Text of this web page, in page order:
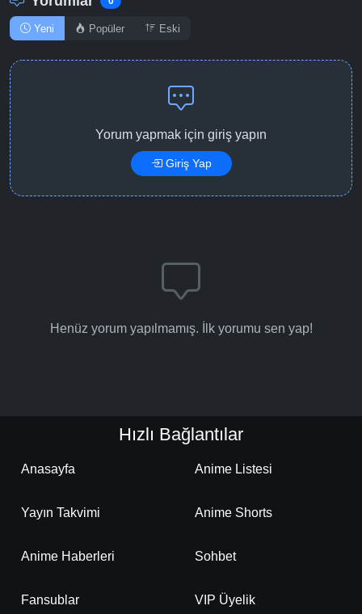
Yeni Popüler Eski
Yorum yapmak için giriş yapın
Giriş Yap
Henüz yorum yapılmamış. İlk yorumu sen yap!
Hızlı Bağlantılar
Anasayfa Anime Listesi
Yayın Takvimi Anime Shorts
Anime Haberleri Sohbet
Fansublar VIP Üyelik